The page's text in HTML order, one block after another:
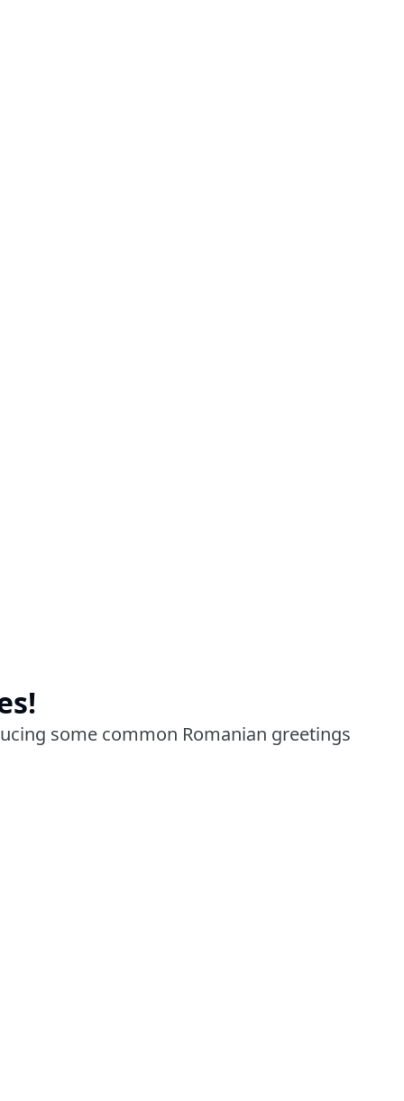
some common Romanian greetings